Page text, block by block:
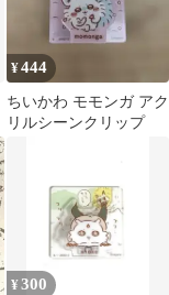
¥444
ちいかわ モモンガ アク
リルシーンクリップ
¥300